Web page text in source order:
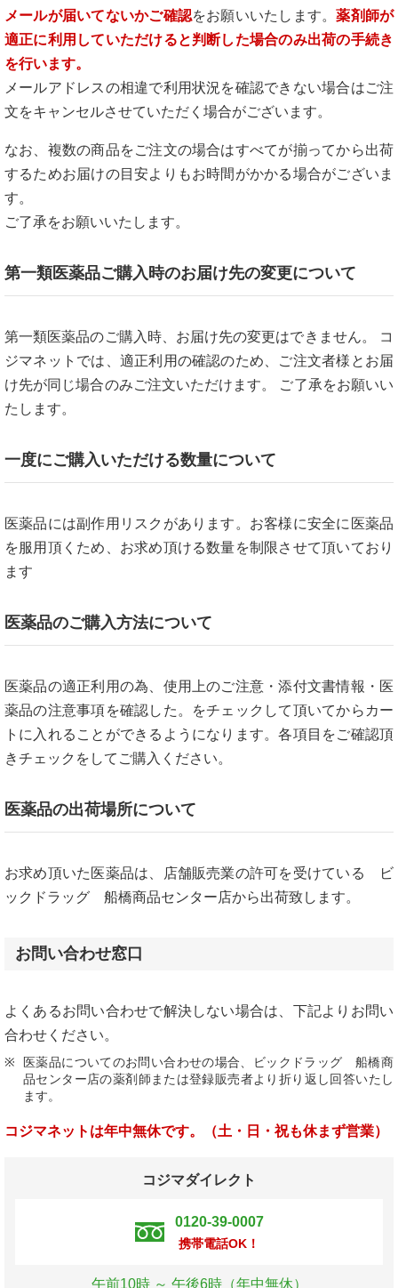
メールが届いてないかご確認をお願いいたします。薬剤師が
適正に利用していただけると判断した場合のみ出荷の手続き
を行います。
メールアドレスの相違で利用状況を確認できない場合はご注
文をキャンセルさせていただく場合がございます。
なお、複数の商品をご注文の場合はすべてが揃ってから出荷
するためお届けの目安よりもお時間がかかる場合がございま
す。
ご了承をお願いいたします。
第一類医薬品ご購入時のお届け先の変更について
第一類医薬品のご購入時、お届け先の変更はできません。 コ
ジマネットでは、適正利用の確認のため、ご注文者様とお届
け先が同じ場合のみご注文いただけます。 ご了承をお願いい
たします。
一度にご購入いただける数量について
医薬品には副作用リスクがあります。お客様に安全に医薬品
を服用頂くため、お求め頂ける数量を制限させて頂いており
ます
医薬品のご購入方法について
医薬品の適正利用の為、使用上のご注意・添付文書情報・医
薬品の注意事項を確認した。をチェックして頂いてからカー
トに入れることができるようになります。各項目をご確認頂
きチェックをしてご購入ください。
医薬品の出荷場所について
お求め頂いた医薬品は、店舗販売業の許可を受けている ビ
ックドラッグ 船橋商品センター店から出荷致します。
お問い合わせ窓口
よくあるお問い合わせで解決しない場合は、下記よりお問い
合わせください。
医薬品についてのお問い合わせの場合、ビックドラッグ 船橋商
品センター店の薬剤師または登録販売者より折り返し回答いたし
ます。
コジマネットは年中無休です。（土・日・祝も休まず営業）
コジマダイレクト
0120-39-0007
携帯電話OK！
午前10時 ～ 午後6時（年中無休）